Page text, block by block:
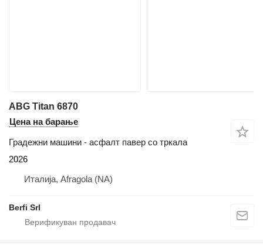
ABG Titan 6870
Цена на барање
Градежни машини - асфалт павер со тркала
2026
Италија, Afragola (NA)
Berfi Srl